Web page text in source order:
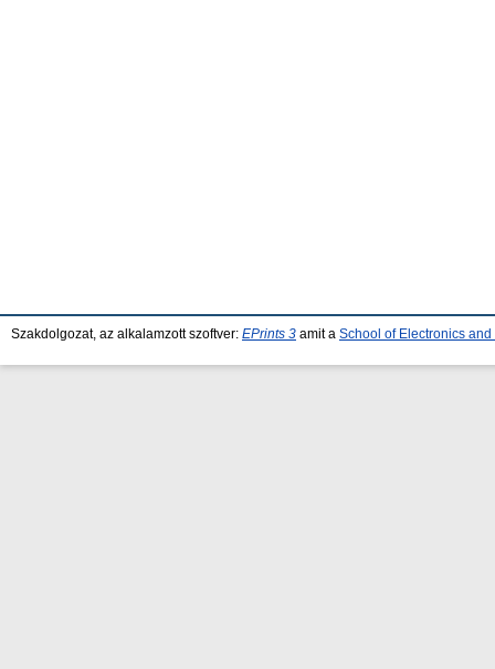
Szakdolgozat, az alkalamzott szoftver: EPrints 3 amit a School of Electronics